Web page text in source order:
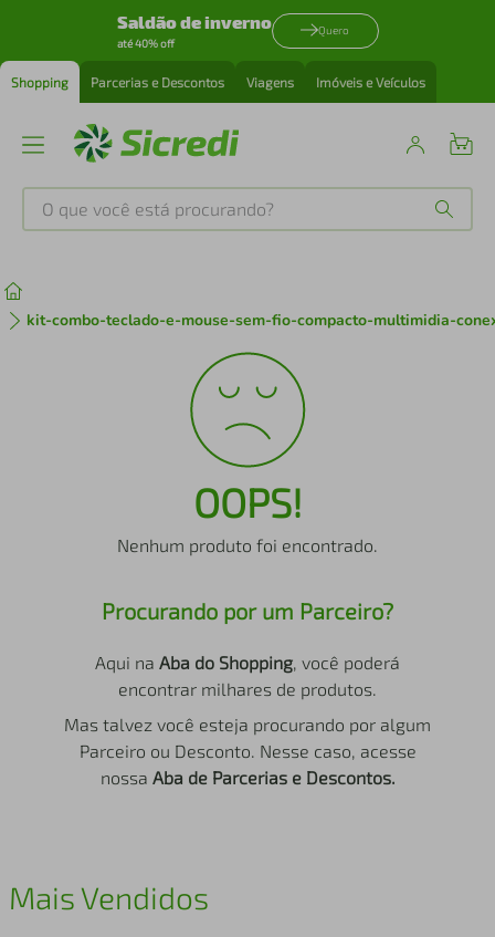
Saldão de inverno
até 40% off
Quero
Shopping Parcerias e Descontos Viagens Imóveis e Veículos
O que você está procurando?
kit-combo-teclado-e-mouse-sem-fio-compacto-multimidia-
OOPS!
Nenhum produto foi encontrado.
Procurando por um Parceiro?
Aqui na Aba do Shopping, você poderá
encontrar milhares de produtos.
Mas talvez você esteja procurando por algum
Parceiro ou Desconto. Nesse caso, acesse
nossa Aba de Parcerias e Descontos.
Mais Vendidos
tenis
iphone